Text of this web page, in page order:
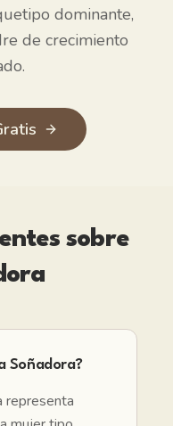
dominante,
de crecimiento
sobre
Soñadora?
representa